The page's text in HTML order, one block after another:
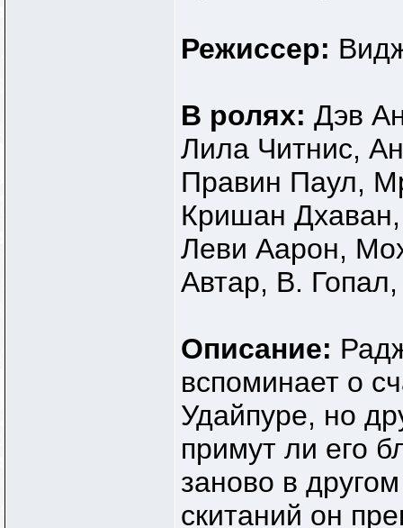
Режиссер:
В ролях: Дэв
Лила Читнис,
Правин Паул,
Кришан
Леви Аарон,
Автар, В.
Описание:
вспоминает о
Удайпуре, но
примут ли его
заново в
скитаний он